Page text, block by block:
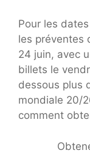
Pour les
les préventes
24 juin, avec
billets le
dessous plus
mondiale 20/
comment